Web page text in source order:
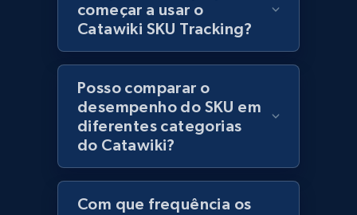
Lazada - Products
URL, Title, Rating, Reviews, Initial price, Final
price, Currency, Stock, and more.
988+ 160+
começar a usar o
Catawiki SKU Tracking?
Posso comparar o
desempenho do SKU em
diferentes categorias
do Catawiki?
Com que frequência os